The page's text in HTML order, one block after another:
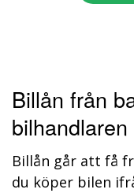
Billån från
bilhandlaren
Billån går att få
du köper bilen